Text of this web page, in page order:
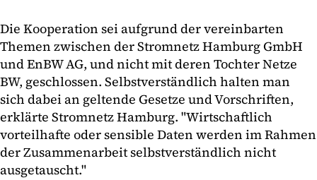
Die Kooperation sei aufgrund der vereinbarten
Themen zwischen der Stromnetz Hamburg GmbH
und EnBW AG, und nicht mit deren Tochter Netze
BW, geschlossen. Selbstverständlich halten man
sich dabei an geltende Gesetze und Vorschriften,
erklärte Stromnetz Hamburg. "Wirtschaftlich
vorteilhafte oder sensible Daten werden im Rahmen
der Zusammenarbeit selbstverständlich nicht
ausgetauscht."